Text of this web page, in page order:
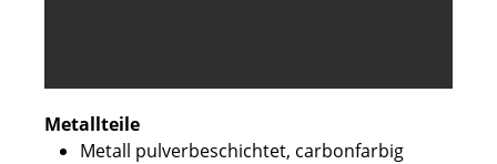
Metallteile
Metall pulverbeschichtet, carbonfarbig